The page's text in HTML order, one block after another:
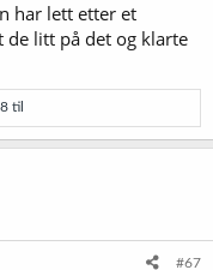
har lett etter et
de litt på det og klarte
til
#67